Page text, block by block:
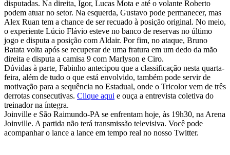
disputadas. Na direita, Igor, Lucas Mota e até o volante Roberto
podem atuar no setor. Na esquerda, Gustavo pode permanecer, mas
Alex Ruan tem a chance de ser recuado à posição original. No meio,
o experiente Lúcio Flávio esteve no banco de reservas no último
jogo e disputa a posição com Aldair. Por fim, no ataque, Bruno
Batata volta após se recuperar de uma fratura em um dedo da mão
direita e disputa a camisa 9 com Marlyson e Ciro.
Dúvidas à parte, Fabinho antecipou que a classificação nesta quarta-
feira, além de tudo o que está envolvido, também pode servir de
motivação para a sequência no Estadual, onde o Tricolor vem de três
derrotas consecutivas. Clique aqui e ouça a entrevista coletiva do
treinador na íntegra.
Joinville e São Raimundo-PA se enfrentam hoje, às 19h30, na Arena
Joinville. A partida não terá transmissão televisiva. Você pode
acompanhar o lance a lance em tempo real no nosso Twitter.